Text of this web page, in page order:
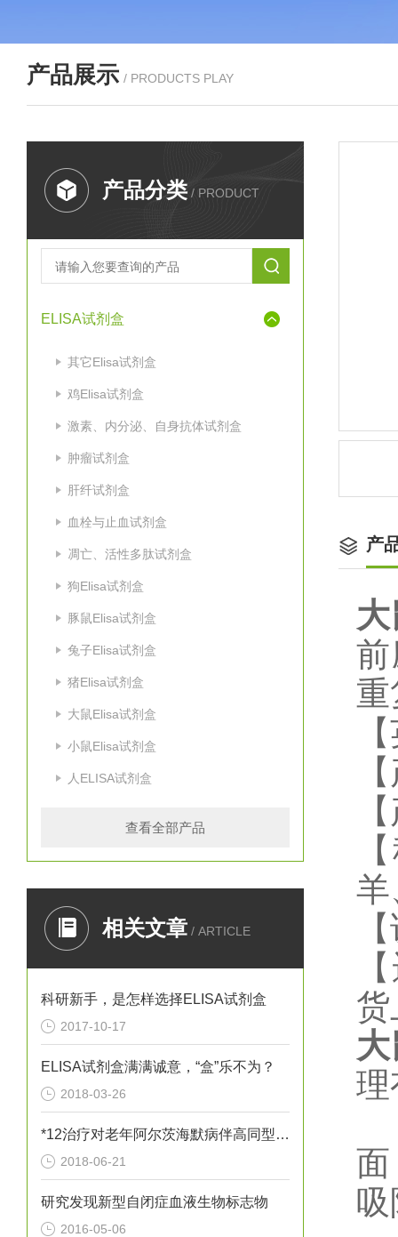
产品展示 / PRODUCTS PLAY
产品分类 / PRODUCT
ELISA试剂盒
其它Elisa试剂盒
鸡Elisa试剂盒
激素、内分泌、自身抗体试剂盒
肿瘤试剂盒
肝纤试剂盒
血栓与止血试剂盒
凋亡、活性多肽试剂盒
狗Elisa试剂盒
豚鼠Elisa试剂盒
兔子Elisa试剂盒
猪Elisa试剂盒
大鼠Elisa试剂盒
小鼠Elisa试剂盒
人ELISA试剂盒
查看全部产品
相关文章 / ARTICLE
科研新手，是怎样选择ELISA试剂盒
2017-10-17
ELISA试剂盒满满诚意，“盒”乐不为？
2018-03-26
*12治疗对老年阿尔茨海默病伴高同型半胱胺酸血症患者血清炎性因子
2018-06-21
研究发现新型自闭症血液生物标志物
2016-05-06
产
羊
理